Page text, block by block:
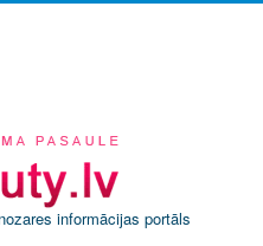
informācijas portāls